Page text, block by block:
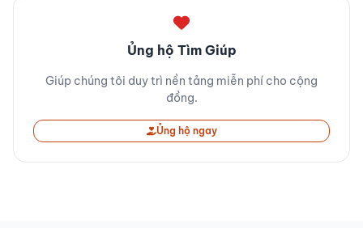
Ủng hộ Tìm Giúp
Giúp chúng tôi duy trì nền tảng miễn phí cho cộng
đồng.
Ủng hộ ngay